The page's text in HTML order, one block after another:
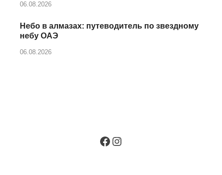
06.08.2026
Небо в алмазах: путеводитель по звездному
небу ОАЭ
06.08.2026